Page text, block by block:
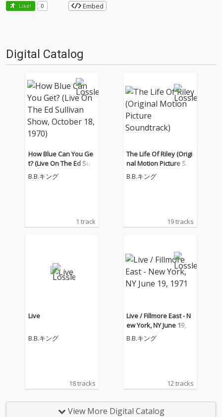
Like! 0 Embed
Digital Catalog
How Blue Can You Ge
t? (Live On The Ed Sulli
van Show, October 18,
1970)
B.B.キング
1 track
The Life Of Riley (Origi
nal Motion Picture Sou
ndtrack)
B.B.キング
19 tracks
Live
B.B.キング
18 tracks
Live / Fillmore East - N
ew York, NY June 19, 1
971
B.B.キング
12 tracks
View More Digital Catalog